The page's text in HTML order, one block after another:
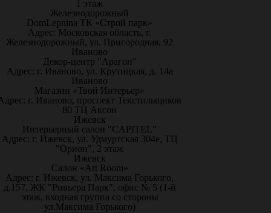
1 этаж
Железнодорожный
DomLepnina ТК «Строй парк»
Адрес: Московская область, г.
Железнодорожный, ул. Пригородная, 92
Иваново
Декор-центр "Арагон"
Адрес: г. Иваново, ул. Крутицкая, д. 14а
Иваново
Магазин «Твой Интерьер»
г. Иваново, проспект Текстильщиков
80 ТЦ Аксон
Ижевск
Интерьерный салон "CAPITEL"
Адрес: г. Ижевск, ул. Удмуртская 304е, ТЦ
"Орион", 2 этаж
Ижевск
Салон «Art Room»
Адрес: г. Ижевск, ул. Максима Горького,
д.157, ЖК "Ривьера Парк", офис № 5 (1-й
этаж, входная группа со стороны
ул.Максима Горького)